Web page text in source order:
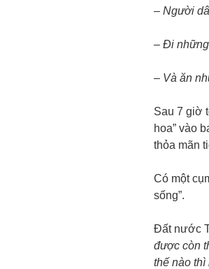
– Người
– Đi
– Và ăn
Sau 7 giờ
hoa” vào
thỏa mãn
Có một
sống”.
Đất nước
được còn
thế nào thì